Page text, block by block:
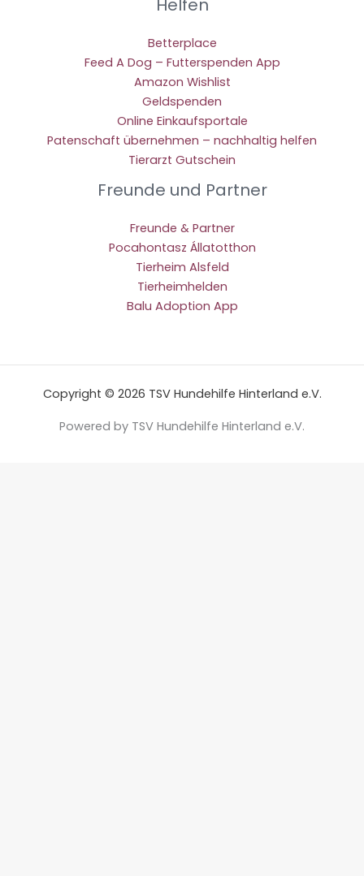
Betterplace
Feed A Dog – Futterspenden App
Amazon Wishlist
Geldspenden
Online Einkaufsportale
Patenschaft übernehmen – nachhaltig helfen
Tierarzt Gutschein
Freunde und Partner
Freunde & Partner
Pocahontasz Állatotthon
Tierheim Alsfeld
Tierheimhelden
Balu Adoption App
Copyright © 2026 TSV Hundehilfe Hinterland e.V.
Powered by TSV Hundehilfe Hinterland e.V.